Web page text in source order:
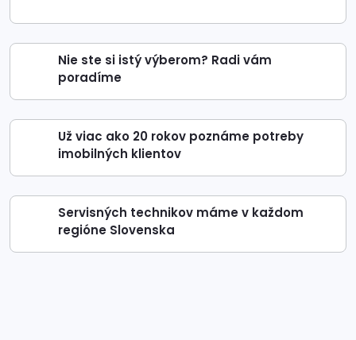
Nie ste si istý výberom? Radi vám
poradíme
Už viac ako 20 rokov poznáme potreby
imobilných klientov
Servisných technikov máme v každom
regióne Slovenska